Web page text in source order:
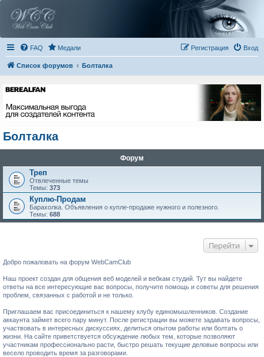
FAQ Медали Вход
Регистрация
Список форумов Болталка
Болталка
Форум
Треп
Отвлеченные темы
Темы: 373
Куплю-Продам
Барахолка. Объявления о купле-продаже нужного и полезного.
Темы: 688
Перейти
Добро пожаловать на форум WebCamClub
Наш проект создан для общения веб моделей и вебкам студий. Тут вы найдете
ответы на все интересующие вас вопросы, получите помощь и советы для решения
проблем, связанных с работой и не только.
Приглашаем вас присоединиться к нашему клубу единомышленников. Создание
аккаунта займет всего пару минут. После регистрации вы можете задавать вопросы,
участвовать в интересных дискуссиях, делиться опытом работы или болтать о
жизни. На сайте приветствуется обсуждение любых тем, которые позволяют
участникам профессионально расти, быстро решать текущие деловые вопросы или
весело проводить время за разговорами.